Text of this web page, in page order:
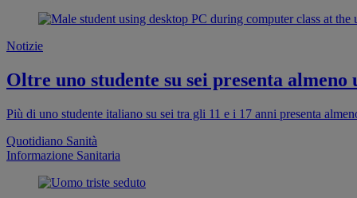
Notizie
Oltre uno studente su sei presenta
Più di uno studente italiano su sei tra gli 11 e i 17 anni presenta
Quotidiano Sanità
Informazione Sanitaria